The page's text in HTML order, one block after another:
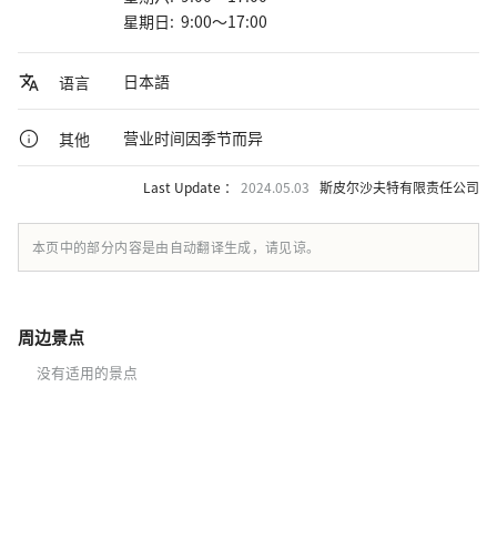
星期日: 9:00～17:00
语言 日本語
其他 营业时间因季节而异
Last Update ： 2024.05.03 斯皮尔沙夫特有限责任公司
本页中的部分内容是由自动翻译生成，请见谅。
周边景点
没有适用的景点